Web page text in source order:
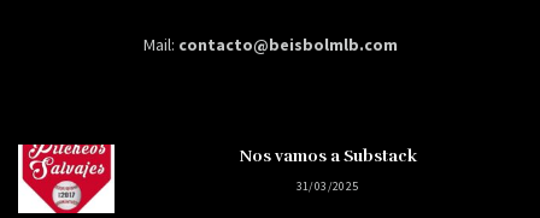
Mail: contacto@beisbolmlb.com
Nos vamos a Substack
31/03/2025